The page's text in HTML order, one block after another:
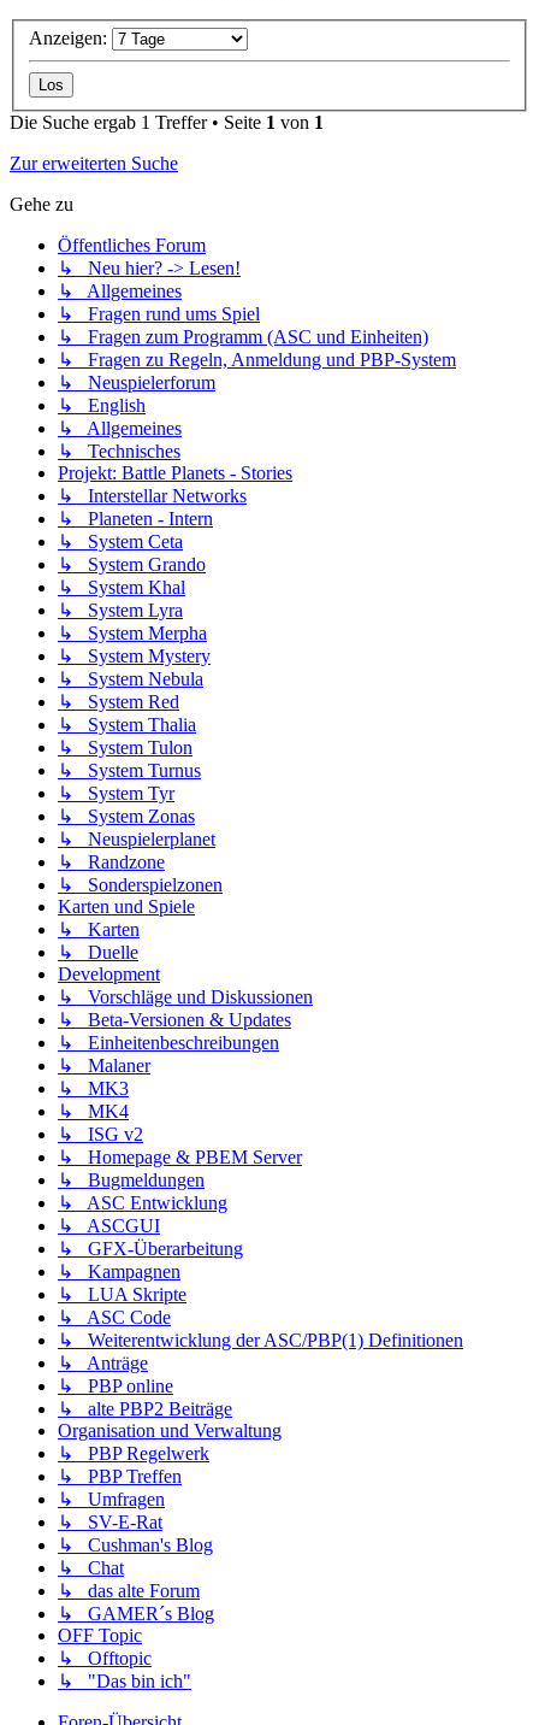
Anzeigen:
Die Suche ergab 1 Treffer • Seite 1 von 1
Zur erweiterten Suche
Gehe zu
Öffentliches Forum
↳ Neu hier? -> Lesen!
↳ Allgemeines
↳ Fragen rund ums Spiel
↳ Fragen zum Programm (ASC und Einheiten)
↳ Fragen zu Regeln, Anmeldung und PBP-System
↳ Neuspielerforum
↳ English
↳ Allgemeines
↳ Technisches
Projekt: Battle Planets - Stories
↳ Interstellar Networks
↳ Planeten - Intern
↳ System Ceta
↳ System Grando
↳ System Khal
↳ System Lyra
↳ System Merpha
↳ System Mystery
↳ System Nebula
↳ System Red
↳ System Thalia
↳ System Tulon
↳ System Turnus
↳ System Tyr
↳ System Zonas
↳ Neuspielerplanet
↳ Randzone
↳ Sonderspielzonen
Karten und Spiele
↳ Karten
↳ Duelle
Development
↳ Vorschläge und Diskussionen
↳ Beta-Versionen & Updates
↳ Einheitenbeschreibungen
↳ Malaner
↳ MK3
↳ MK4
↳ ISG v2
↳ Homepage & PBEM Server
↳ Bugmeldungen
↳ ASC Entwicklung
↳ ASCGUI
↳ GFX-Überarbeitung
↳ Kampagnen
↳ LUA Skripte
↳ ASC Code
↳ Weiterentwicklung der ASC/PBP(1) Definitionen
↳ Anträge
↳ PBP online
↳ alte PBP2 Beiträge
Organisation und Verwaltung
↳ PBP Regelwerk
↳ PBP Treffen
↳ Umfragen
↳ SV-E-Rat
↳ Cushman's Blog
↳ Chat
↳ das alte Forum
↳ GAMER´s Blog
OFF Topic
↳ Offtopic
↳ "Das bin ich"